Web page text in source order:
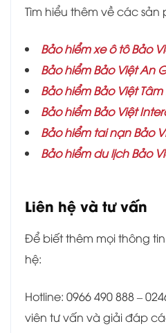
Tìm hiểu thêm về các
Bảo hiểm xe ô tô Bảo
Bảo hiểm Bảo Việt An
Bảo hiểmBảo Việt Tâm
Bảo hiểm Bảo Việt
Bảo hiểm tai nạn Bảo
Bảo hiểm du lịch Bảo
Liên hệ và tư vấn
Để biết thêm mọi thông
hệ:
Hotline: 0966 490 888 –
viên tư vấn và giải đáp